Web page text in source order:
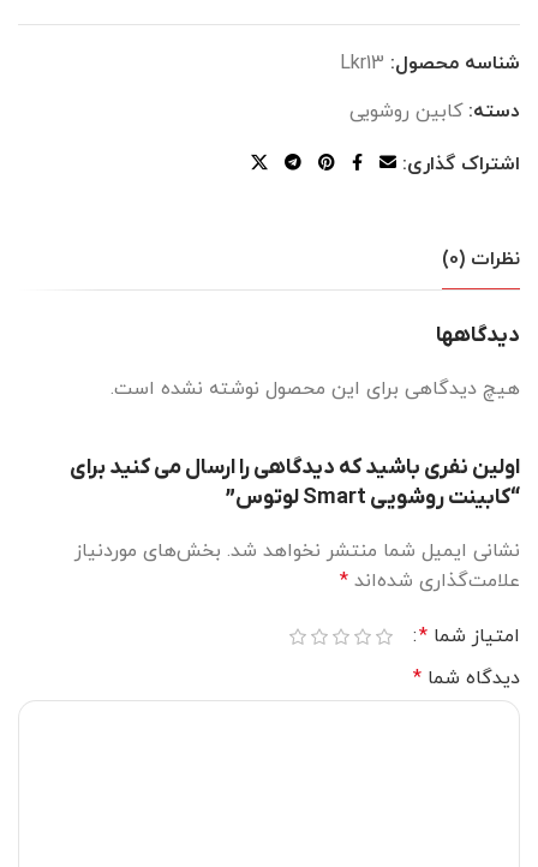
شناسه محصول: Lkr13
دسته:کابین روشویی
اشتراک گذاری:
نظرات (0)
دیدگاهها
هیچ دیدگاهی برای این محصول نوشته نشده است.
اولین نفری باشید که دیدگاهی را ارسال می کنید برای
“کابینت روشویی Smart لوتوس”
نشانی ایمیل شما منتشر نخواهد شد. بخش‌های موردنیاز
علامت‌گذاری شده‌اند *
امتیاز شما *
دیدگاه شما *